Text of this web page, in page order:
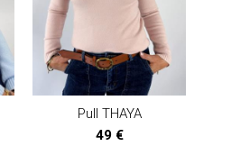
Pull THAYA
49 €